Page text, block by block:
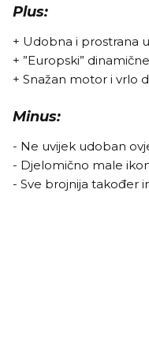
Plus:
+ Udobna i prostrana
+ ”Europski”
+ Snažan motor i vrlo
Minus:
- Ne uvijek udoban
- Djelomično male
- Sve brojnija također